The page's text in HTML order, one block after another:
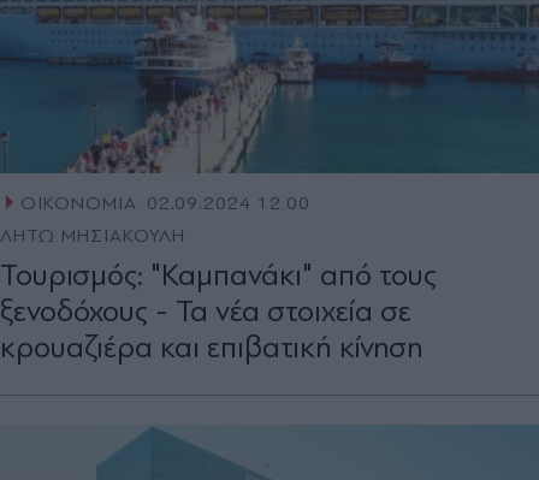
ΟΙΚΟΝΟΜΙΑ
02.09.2024 12:00
ΛΗΤΩ ΜΗΣΙΑΚΟΥΛΗ
Τουρισμός: "Καμπανάκι" από τους
ξενοδόχους - Τα νέα στοιχεία σε
κρουαζιέρα και επιβατική κίνηση